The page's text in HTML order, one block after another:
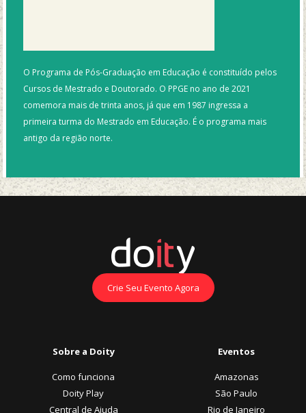
O Programa de Pós-Graduação em Educação é constituído pelos
Cursos de Mestrado e Doutorado. O PPGE no ano de 2021
comemora mais de trinta anos, já que em 1987 ingressa a
primeira turma do Mestrado em Educação. É o programa mais
antigo da região norte.
Crie Seu Evento Agora
Sobre a Doity
Como funciona
Doity Play
Central de Ajuda
Eventos
Amazonas
São Paulo
Rio de Janeiro